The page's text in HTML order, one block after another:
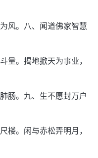
风。八、闻道佛家智慧
量。揭地掀天为事业，
肠。九、生不愿封万户
楼。闲与赤松弄明月，